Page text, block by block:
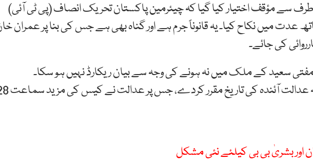
سے مؤقف اختیار کیا گیا کہ چیئرمین پاکستان تحریک انصاف (پی ٹی آئی)
عدت میں نکاح کیا۔ یہ قانوناً جرم ہے اور گناہ بھی ہے جس کی بنا پر عمران
کی جائے۔
مفتی سعید کے ملک میں نہ ہونے کی وجہ سے بیان ریکارڈ نہیں ہو سکا۔
درخواست گزار کے وکیل نے کہا کہ عدالت آئندہ کی
اور بشریٰ بی بی کیلئے نئی مشکل